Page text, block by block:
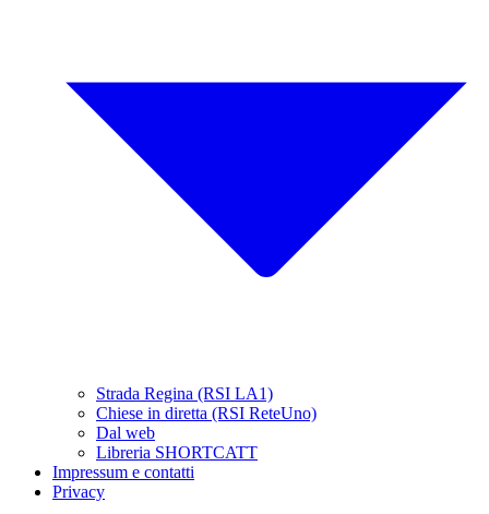
Strada Regina (RSI LA1)
Chiese in diretta (RSI ReteUno)
Dal web
Libreria SHORTCATT
Impressum e contatti
Privacy